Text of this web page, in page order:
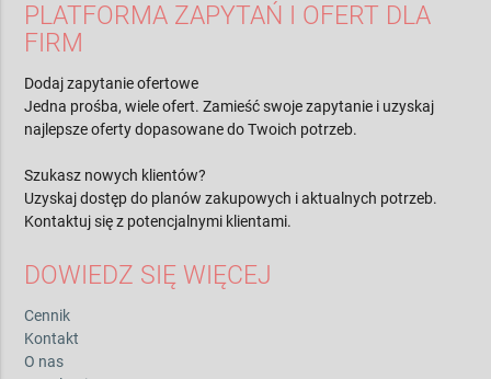
PLATFORMA ZAPYTAŃ I OFERT DLA
FIRM
Dodaj zapytanie ofertowe
Jedna prośba, wiele ofert. Zamieść swoje zapytanie i uzyskaj
najlepsze oferty dopasowane do Twoich potrzeb.
Szukasz nowych klientów?
Uzyskaj dostęp do planów zakupowych i aktualnych potrzeb.
Kontaktuj się z potencjalnymi klientami.
DOWIEDZ SIĘ WIĘCEJ
Cennik
Kontakt
O nas